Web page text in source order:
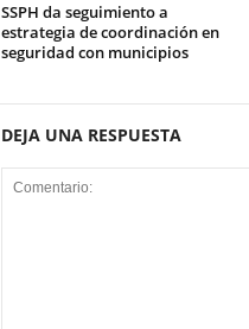
SSPH da seguimiento a
estrategia de coordinación en
seguridad con municipios
DEJA UNA RESPUESTA